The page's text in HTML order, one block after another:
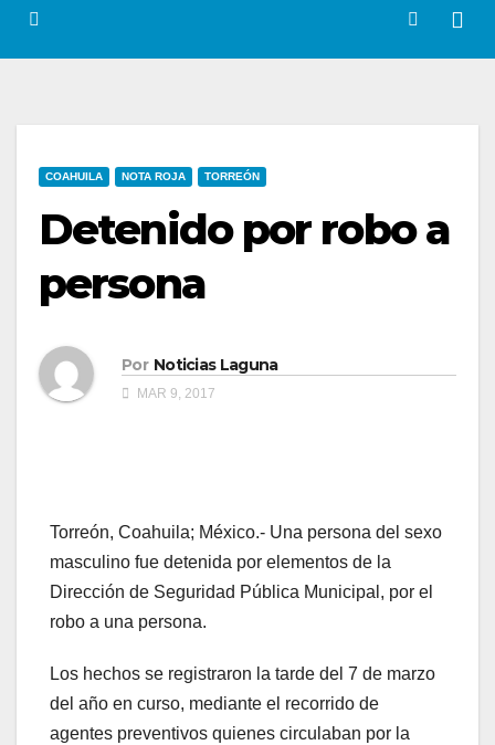
COAHUILA NOTA ROJA TORREÓN
Detenido por robo a
persona
Por Noticias Laguna
MAR 9, 2017
Torreón, Coahuila; México.- Una persona del sexo
masculino fue detenida por elementos de la
Dirección de Seguridad Pública Municipal, por el
robo a una persona.
Los hechos se registraron la tarde del 7 de marzo
del año en curso, mediante el recorrido de
agentes preventivos quienes circulaban por la